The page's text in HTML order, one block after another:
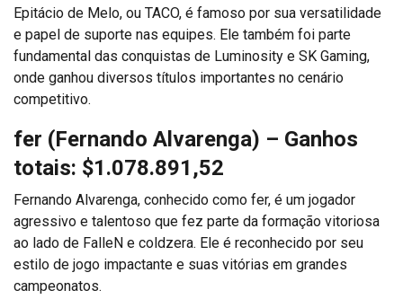
Epitácio de Melo, ou TACO, é famoso por sua versatilidade
e papel de suporte nas equipes. Ele também foi parte
fundamental das conquistas de Luminosity e SK Gaming,
onde ganhou diversos títulos importantes no cenário
competitivo.
fer (Fernando Alvarenga) – Ganhos
totais: $1.078.891,52
Fernando Alvarenga, conhecido como fer, é um jogador
agressivo e talentoso que fez parte da formação vitoriosa
ao lado de FalleN e coldzera. Ele é reconhecido por seu
estilo de jogo impactante e suas vitórias em grandes
campeonatos.